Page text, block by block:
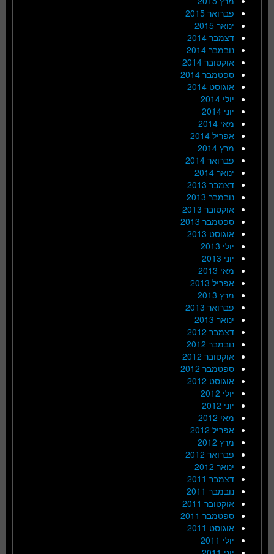
פברואר 2015
ינואר 2015
דצמבר 2014
נובמבר 2014
אוקטובר 2014
ספטמבר 2014
אוגוסט 2014
יולי 2014
יוני 2014
מאי 2014
אפריל 2014
מרץ 2014
פברואר 2014
ינואר 2014
דצמבר 2013
נובמבר 2013
אוקטובר 2013
ספטמבר 2013
אוגוסט 2013
יולי 2013
יוני 2013
מאי 2013
אפריל 2013
מרץ 2013
פברואר 2013
ינואר 2013
דצמבר 2012
נובמבר 2012
אוקטובר 2012
ספטמבר 2012
אוגוסט 2012
יולי 2012
יוני 2012
מאי 2012
אפריל 2012
מרץ 2012
פברואר 2012
ינואר 2012
דצמבר 2011
נובמבר 2011
אוקטובר 2011
ספטמבר 2011
אוגוסט 2011
יולי 2011